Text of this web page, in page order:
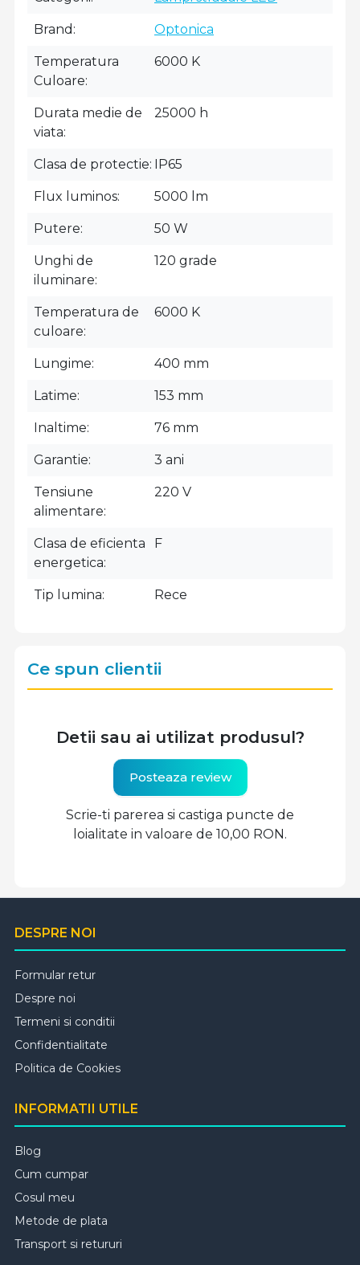
Brand Optonica
Temperatura
Culoare
6000 K
Durata medie de
viata
25000 h
Clasa de protectie IP65
Flux luminos 5000 lm
Putere 50 W
Unghi de
iluminare
120 grade
Temperatura de
culoare
6000 K
Lungime 400 mm
Latime 153 mm
Inaltime 76 mm
Garantie 3 ani
Tensiune
alimentare
220 V
Clasa de eficienta
energetica
F
Tip lumina Rece
Ce spun clientii
Detii sau ai utilizat produsul?
Posteaza review
Scrie-ti parerea si castiga puncte de
loialitate in valoare de 10,00 RON.
DESPRE NOI
Formular retur
Despre noi
Termeni si conditii
Confidentialitate
Politica de Cookies
INFORMATII UTILE
Blog
Cum cumpar
Cosul meu
Metode de plata
Transport si retururi